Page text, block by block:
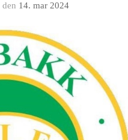
den 14. mar 2024